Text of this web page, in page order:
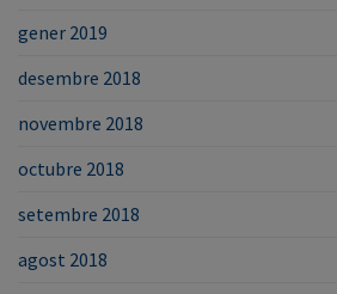
gener 2019
desembre 2018
novembre 2018
octubre 2018
setembre 2018
agost 2018